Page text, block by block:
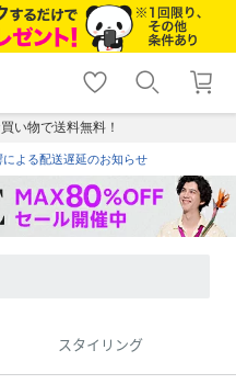
shopping_cart lock_outline
ログイン
い物で送料無料！
よる配送遅延のお知らせ
スタイリング